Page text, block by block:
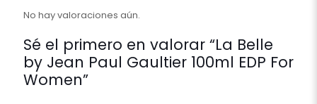
No hay valoraciones aún.
Sé el primero en valorar “La Belle
by Jean Paul Gaultier 100ml EDP For
Women”